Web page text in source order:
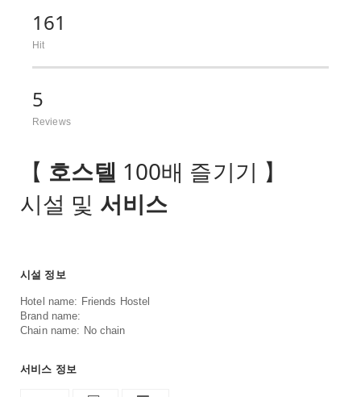
161
Hit
5
Reviews
【 호스텔 100배 즐기기 】
시설 및 서비스
시설 정보
Hotel name: Friends Hostel
Brand name:
Chain name: No chain
서비스 정보